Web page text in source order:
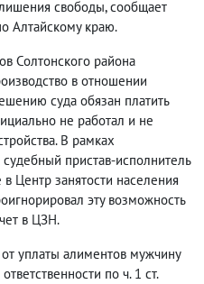
свободы, сообщает
Алтайскому краю.
Солтонского района
в отношении
суда обязан платить
не работал и не
В рамках
пристав-исполнитель
Центр занятости населения
эту возможность
в ЦЗН.
уплаты алиментов мужчину
по ч. 1 ст.